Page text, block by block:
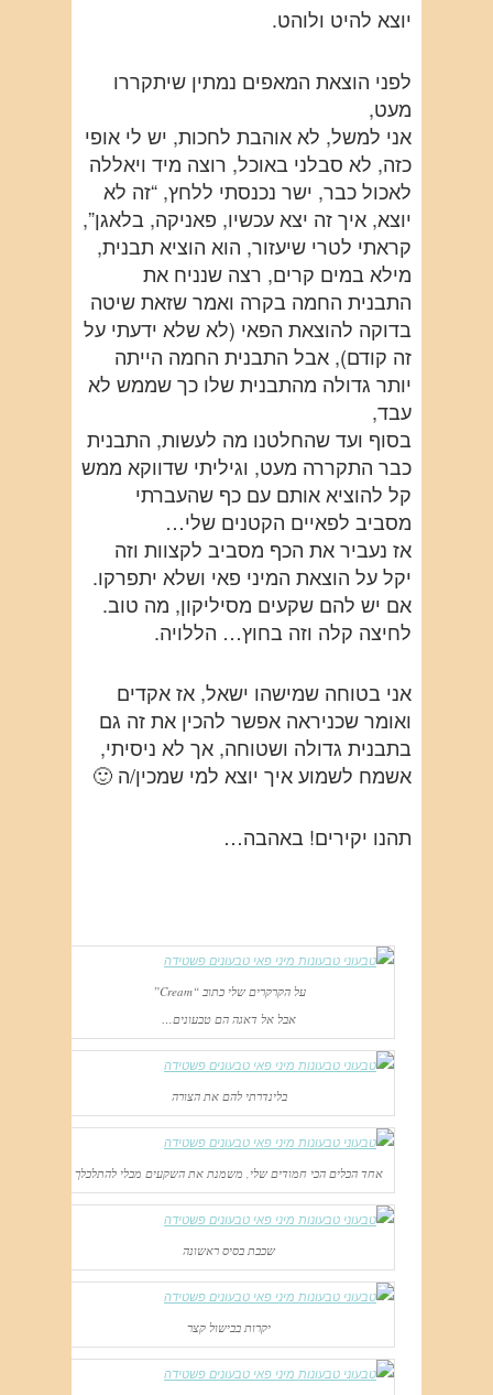
יוצא להיט ולוהט.
לפני הוצאת המאפים נמתין שיתקררו
מעט,
אני למשל, לא אוהבת לחכות, יש לי אופי
כזה, לא סבלני באוכל, רוצה מיד ויאללה
לאכול כבר, ישר נכנסתי ללחץ, “זה לא
יוצא, איך זה יצא עכשיו, פאניקה, בלאגן”,
קראתי לטרי שיעזור, הוא הוציא תבנית,
מילא במים קרים, רצה שנניח את
התבנית החמה בקרה ואמר שזאת שיטה
בדוקה להוצאת הפאי (לא שלא ידעתי על
זה קודם), אבל התבנית החמה הייתה
יותר גדולה מהתבנית שלו כך שממש לא
עבד,
בסוף ועד שהחלטנו מה לעשות, התבנית
כבר התקררה מעט, וגיליתי שדווקא ממש
קל להוציא אותם עם כף שהעברתי
מסביב לפאיים הקטנים שלי…
אז נעביר את הכף מסביב לקצוות וזה
יקל על הוצאת המיני פאי ושלא יתפרקו.
אם יש להם שקעים מסיליקון, מה טוב.
לחיצה קלה וזה בחוץ… הללויה.
אני בטוחה שמישהו ישאל, אז אקדים
ואומר שכניראה אפשר להכין את זה גם
בתבנית גדולה ושטוחה, אך לא ניסיתי,
אשמח לשמוע איך יוצא למי שמכין/ה 🙂
תהנו יקירים! באהבה…
על הקרקרים שלי כתוב “Cream”
אבל אל דאגה הם טבעונים…
בלינדרתי להם את הצורה
אחד הכלים הכי חמודים שלי, משמנת את השקעים מבלי להתלכלך
שכבת בסיס ראשונה
יקרות בבישול קצר